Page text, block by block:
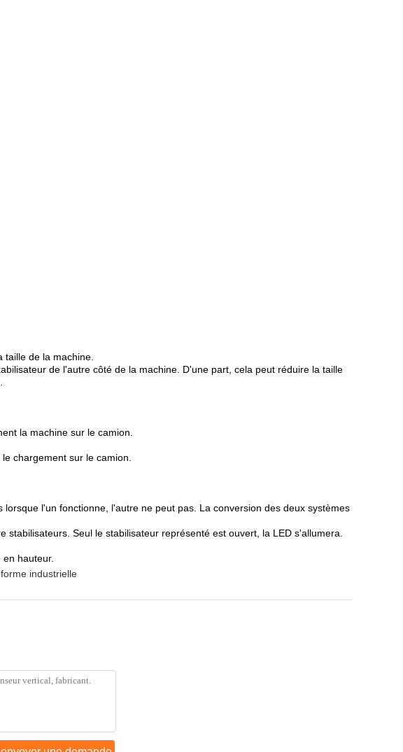
de la machine.
de l'autre côté de la machine. D'une part, cela peut réduire la taille
la machine sur le camion.
chargement sur le camion.
l'un fonctionne, l'autre ne peut pas. La conversion des deux systèmes
Seul le stabilisateur représenté est ouvert, la LED s'allumera.
hauteur.
industrielle